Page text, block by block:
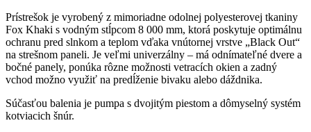
Prístrešok je vyrobený z mimoriadne odolnej polyesterovej tkaniny
Fox Khaki s vodným stĺpcom 8 000 mm, ktorá poskytuje optimálnu
ochranu pred slnkom a teplom vďaka vnútornej vrstve „Black Out“
na strešnom paneli. Je veľmi univerzálny – má odnímateľné dvere a
bočné panely, ponúka rôzne možnosti vetracích okien a zadný
vchod možno využiť na predĺženie bivaku alebo dáždnika.
Súčasťou balenia je pumpa s dvojitým piestom a dômyselný systém
kotviacich šnúr.